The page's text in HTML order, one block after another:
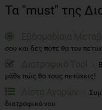
Τα "must" της
Εβδομαδίαια
σου και δες πότε θα τον
Διατροφικό Tool
μάθε πώς θα τους πετύχεις!
Λίστα Αγορών
διατροφικό νου